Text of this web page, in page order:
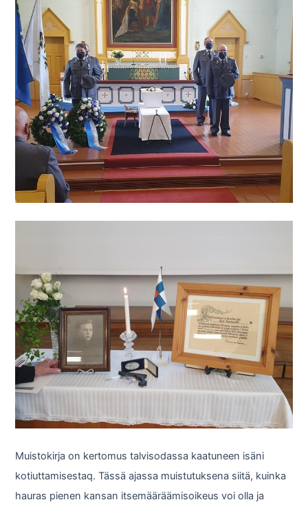
Muistokirja on kertomus talvisodassa kaatuneen isäni
kotiuttamisestaq. Tässä ajassa muistutuksena siitä, kuinka
hauras pienen kansan itsemääräämisoikeus voi olla ja